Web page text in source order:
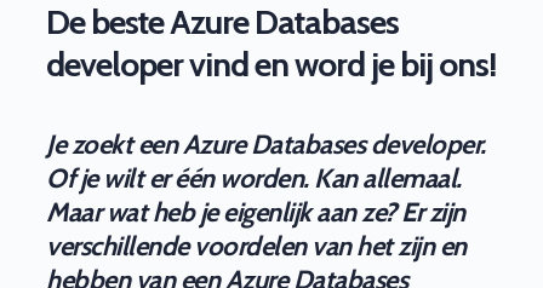
De beste Azure Databases
developer vind en word je bij ons!
Je zoekt een Azure Databases developer.
Of je wilt er één worden. Kan allemaal.
Maar wat heb je eigenlijk aan ze? Er zijn
verschillende voordelen van het zijn en
hebben van een Azure Databases